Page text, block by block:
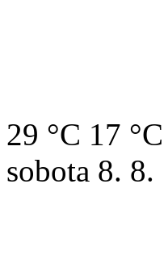
29 °C 17 °C
sobota 8. 8.